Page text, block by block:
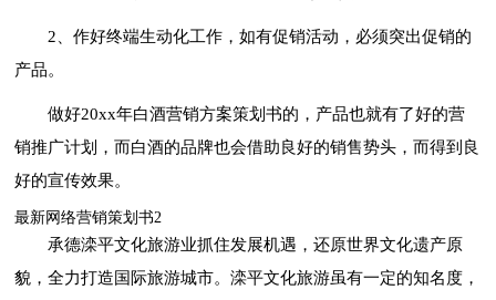
2、作好终端生动化工作，如有促销活动，必须突出促销的
产品。
做好20xx年白酒营销方案策划书的，产品也就有了好的营
销推广计划，而白酒的品牌也会借助良好的销售势头，而得到良
好的宣传效果。
最新网络营销策划书2
承德滦平文化旅游业抓住发展机遇，还原世界文化遗产原
貌，全力打造国际旅游城市。滦平文化旅游虽有一定的知名度，